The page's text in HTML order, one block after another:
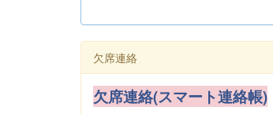
欠席連絡
欠席連絡(スマート連絡帳)